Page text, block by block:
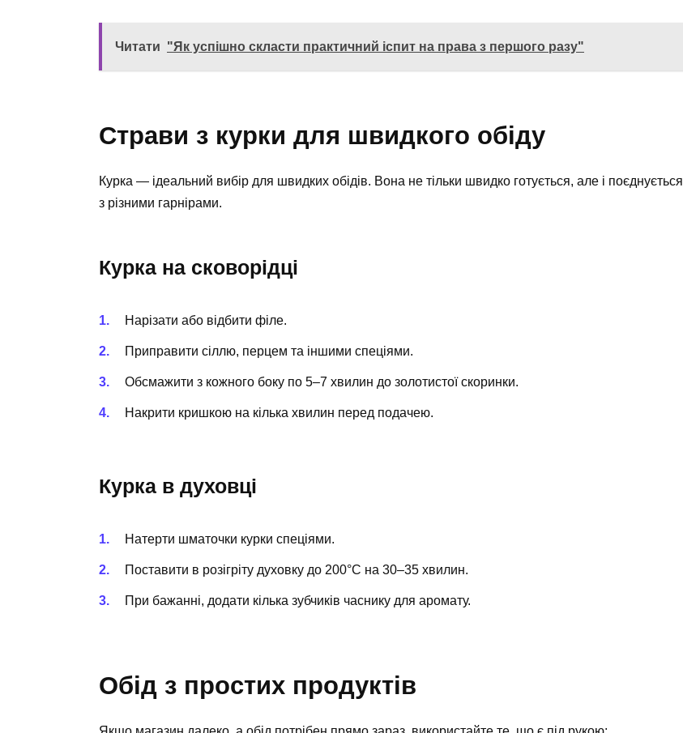
Читати "Як успішно скласти практичний іспит на права з першого разу"
Страви з курки для швидкого обіду
Курка — ідеальний вибір для швидких обідів. Вона не тільки швидко готується, але і поєднується
з різними гарнірами.
Курка на сковорідці
Нарізати або відбити філе.
Приправити сіллю, перцем та іншими спеціями.
Обсмажити з кожного боку по 5–7 хвилин до золотистої скоринки.
Накрити кришкою на кілька хвилин перед подачею.
Курка в духовці
Натерти шматочки курки спеціями.
Поставити в розігріту духовку до 200°C на 30–35 хвилин.
При бажанні, додати кілька зубчиків часнику для аромату.
Обід з простих продуктів